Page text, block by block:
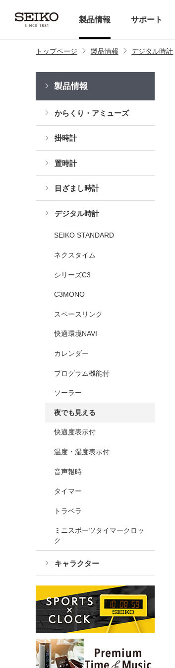
製品情報 サポート
トップページ 製品情報 デジタル時計
製品情報
からくり・アミューズ
掛時計
置時計
目ざまし時計
デジタル時計
SEIKO STANDARD
ネクスタイム
シリーズC3
C3MONO
スペースリンク
快適環境NAVI
カレンダー
プログラム機能付
ソーラー
夜でも見える
快適度表示付
温度・湿度表示付
音声報時
タイマー
トラベラ
ミニスポーツタイマークロッ
ク
キャラクター